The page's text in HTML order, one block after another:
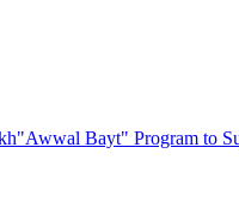
"Awwal Bayt" Program to